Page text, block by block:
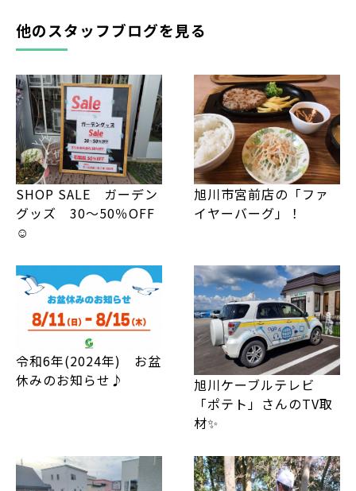
他のスタッフブログを見る
SHOP SALE ガーデン
グッズ 30～50％OFF
☺
旭川市宮前店の「ファ
イヤーバーグ」！
令和6年(2024年) お盆
休みのお知らせ♪
旭川ケーブルテレビ
「ポテト」さんのTV取
材✨